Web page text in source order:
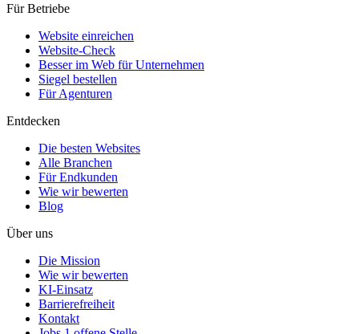
Für Betriebe
Website einreichen
Website-Check
Besser im Web für Unternehmen
Siegel bestellen
Für Agenturen
Entdecken
Die besten Websites
Alle Branchen
Für Endkunden
Wie wir bewerten
Blog
Über uns
Die Mission
Wie wir bewerten
KI-Einsatz
Barrierefreiheit
Kontakt